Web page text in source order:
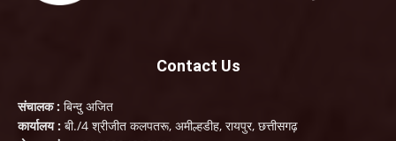
Contact Us
संचालक : बिन्दु अजित
कार्यालय : बी./4 श्रीजीत कलपतरू, अमील्हडीह, रायपुर, छत्तीसगढ़